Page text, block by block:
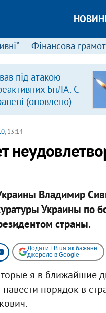
Фінансова
під атакою
БпЛА. Є
(оновлено)
, 13:14
Владимир
Украины по
страны.
Додати LB.ua як бажане
джерело в Google
я в ближайшие
порядок в